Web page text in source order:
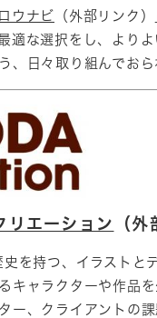
ウナビ
（外部リンク
適な選択をし、より
、日々取り組んでおら
リエーション （外
を持つ、イラストと
キャラクターや作品
ー、クライアントの